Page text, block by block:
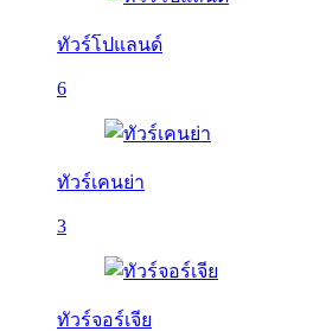
ทัวร์โปแลนด์
6
ทัวร์เคนย่า
3
ทัวร์จอร์เจีย